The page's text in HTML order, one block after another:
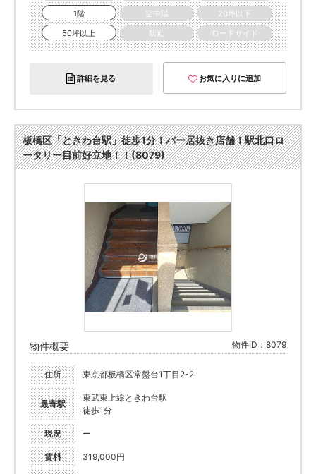
1階
空中階
20坪以下
50坪以上
駅近 ロードサイド
詳細を見る お気に入りに追加
板橋区「ときわ台駅」徒歩1分！バー居抜き店舗！駅北口ロ
ータリー目前好立地！！(8079)
物件概要 物件ID：8079
住所 東京都板橋区常盤台1丁目2-2
最寄駅
東武東上線ときわ台駅
徒歩1分
現況 ー
賃料 319,000円